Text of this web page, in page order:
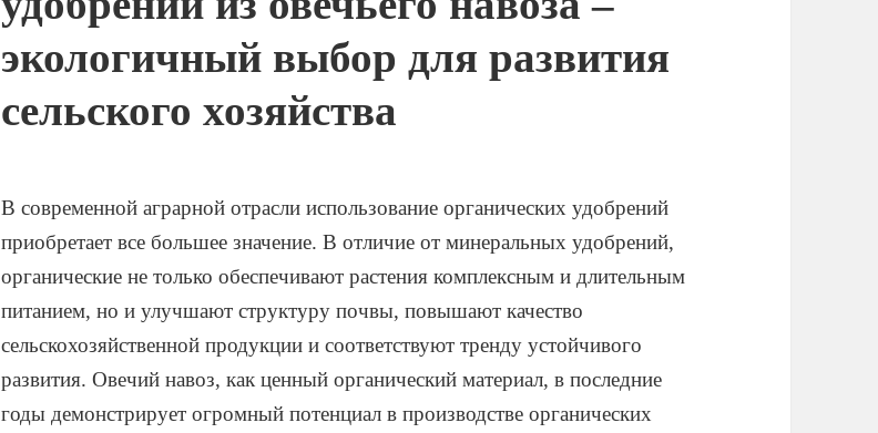
экологичный выбор для развития
сельского хозяйства
В современной аграрной отрасли использование органических удобрений
приобретает все большее значение. В отличие от минеральных удобрений,
органические не только обеспечивают растения комплексным и длительным
питанием, но и улучшают структуру почвы, повышают качество
сельскохозяйственной продукции и соответствуют тренду устойчивого
развития. Овечий навоз, как ценный органический материал, в последние
годы демонстрирует огромный потенциал в производстве органических